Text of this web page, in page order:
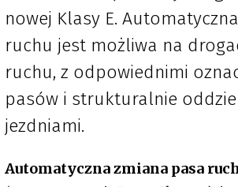
nowej Klasy E.
ruchu jest możliwa na
ruchu, z odpowiednimi
pasów i strukturalnie
jezdniami.
Automatyczna zmiana pasa